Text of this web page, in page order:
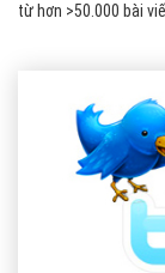
từ hơn >50.000 bài